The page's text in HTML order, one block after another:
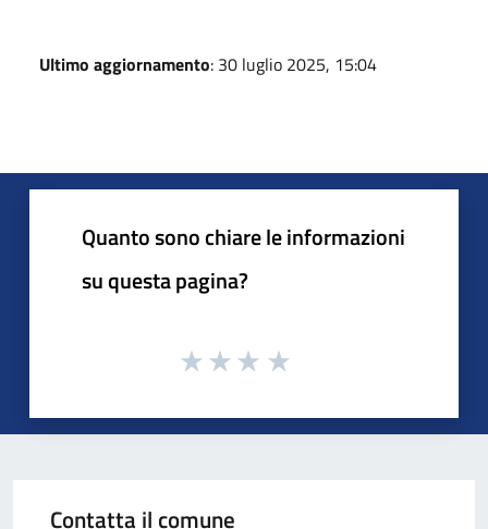
Ultimo aggiornamento: 30 luglio 2025, 15:04
Quanto sono chiare le informazioni
su questa pagina?
Contatta il comune